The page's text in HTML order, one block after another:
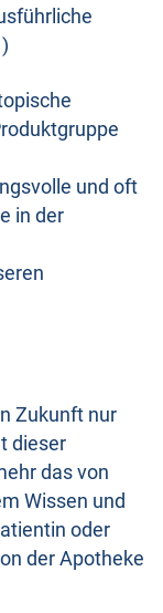
und oft
in der
Zukunft nur
dieser
das von
Wissen und
oder
der Apotheke